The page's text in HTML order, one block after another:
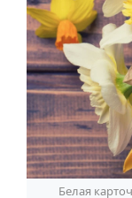
Белая